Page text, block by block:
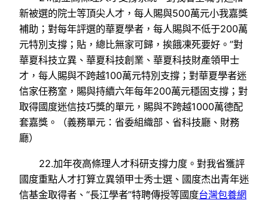
新被選的院士等頂尖人才，每人賜與500萬元小我嘉獎
補助；對每年評選的華夏學者，每人賜與不低于200萬
元特別支撐；貼，總比無家可歸，挨餓凍死要好。”對
華夏科技立異、華夏科技創業、華夏科技財產領甲士
才，每人賜與不跨越100萬元特別支撐；對華夏學者迷
信家任務室，賜與持續六年每年200萬元穩固支撐；對
取得國度迷信技巧獎的單元，賜與不跨越1000萬德配
套嘉獎。（義務單元：省委組織部、省科技廳、財務
廳）
22.加年夜高條理人才科研支撐力度。對我省獲評
國度重點人才打算立異領甲士秀士選、國度杰出青年迷
信基金取得者、“長江學者”特聘傳授等國度台灣包養網